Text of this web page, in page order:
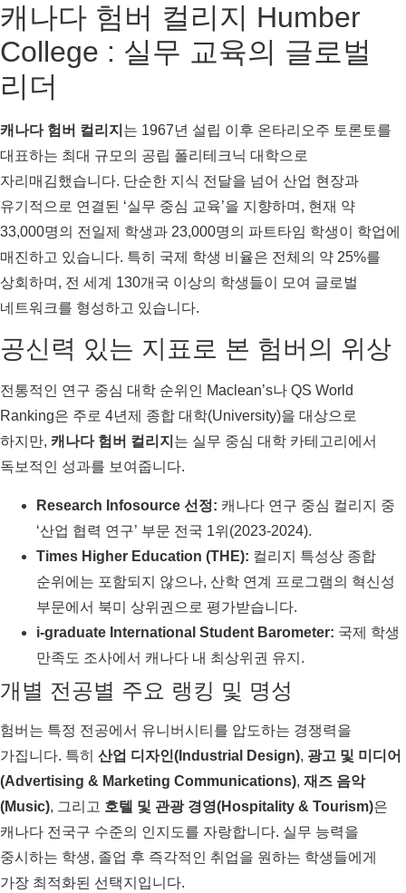
캐나다 험버 컬리지 Humber
College : 실무 교육의 글로벌
리더
캐나다 험버 컬리지 는 1967년 설립 이후 온타리오주 토론토를
대표하는 최대 규모의 공립 폴리테크닉 대학으로
자리매김했습니다. 단순한 지식 전달을 넘어 산업 현장과
유기적으로 연결된 ‘실무 중심 교육’을 지향하며, 현재 약
33,000명의 전일제 학생과 23,000명의 파트타임 학생이 학업에
매진하고 있습니다. 특히 국제 학생 비율은 전체의 약 25%를
상회하며, 전 세계 130개국 이상의 학생들이 모여 글로벌
네트워크를 형성하고 있습니다.
공신력 있는 지표로 본 험버의 위상
전통적인 연구 중심 대학 순위인 Maclean’s나 QS World
Ranking은 주로 4년제 종합 대학(University)을 대상으로
하지만, 캐나다 험버 컬리지 는 실무 중심 대학 카테고리에서
독보적인 성과를 보여줍니다.
Research Infosource 선정: 캐나다 연구 중심 컬리지 중
‘산업 협력 연구’ 부문 전국 1위(2023-2024).
Times Higher Education (THE): 컬리지 특성상 종합
순위에는 포함되지 않으나, 산학 연계 프로그램의 혁신성
부문에서 북미 상위권으로 평가받습니다.
i-graduate International Student Barometer: 국제 학생
만족도 조사에서 캐나다 내 최상위권 유지.
개별 전공별 주요 랭킹 및 명성
험버는 특정 전공에서 유니버시티를 압도하는 경쟁력을
가집니다. 특히 산업 디자인(Industrial Design), 광고 및 미디어
(Advertising & Marketing Communications), 재즈 음악
(Music), 그리고 호텔 및 관광 경영(Hospitality & Tourism)은
캐나다 전국구 수준의 인지도를 자랑합니다. 실무 능력을
중시하는 학생, 졸업 후 즉각적인 취업을 원하는 학생들에게
가장 최적화된 선택지입니다.